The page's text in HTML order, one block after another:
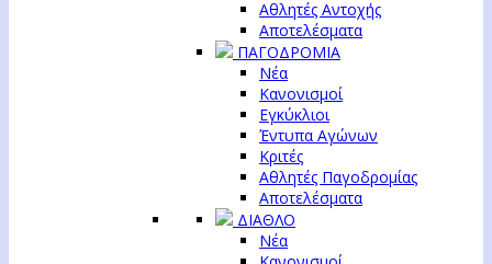
Αθλητές Αντοχής
Αποτελέσματα
ΠΑΓΟΔΡΟΜΙΑ
Νέα
Κανονισμοί
Εγκύκλιοι
Έντυπα Αγώνων
Κριτές
Αθλητές Παγοδρομίας
Αποτελέσματα
ΔΙΑΘΛΟ
Νέα